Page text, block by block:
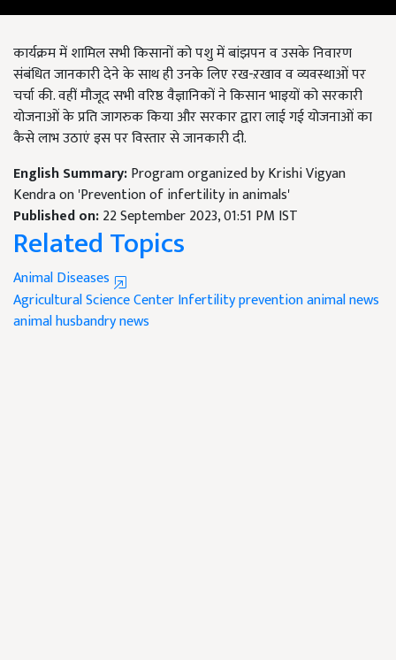
कार्यक्रम में शामिल सभी किसानों को पशु में बांझपन व उसके निवारण
संबंधित जानकारी देने के साथ ही उनके लिए रख-ऱखाव व व्यवस्थाओं पर
चर्चा की. वहीं मौजूद सभी वरिष्ठ वैज्ञानिकों ने किसान भाइयों को सरकारी
योजनाओं के प्रति जागरुक किया और सरकार द्वारा लाई गई योजनाओं का
कैसे लाभ उठाएं इस पर विस्तार से जानकारी दी.
English Summary:Program organized by Krishi Vigyan
Kendra on 'Prevention of infertility in animals'
Published on:22 September 2023, 01:51 PM IST
Related Topics
Animal Diseases
Agricultural Science CenterInfertility preventionanimal news
animal husbandry news